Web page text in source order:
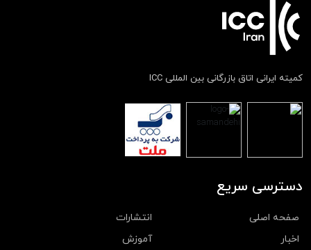
کمیته ایرانی اتاق بازرگانی بین المللی ICC
دسترسی سریع
صفحه اصلی
انتشارات
اخبار
آموزش